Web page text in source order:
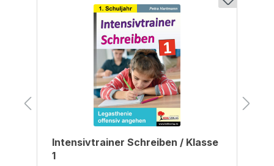
Intensivtrainer Schreiben / Klasse
1